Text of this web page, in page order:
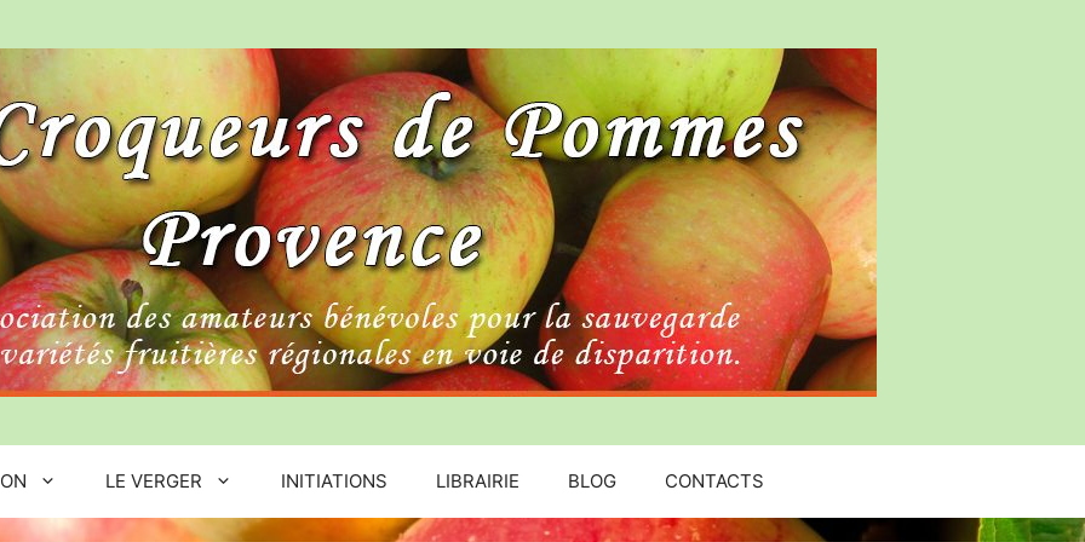
LE VERGER INITIATIONS LIBRAIRIE BLOG CONTACTS